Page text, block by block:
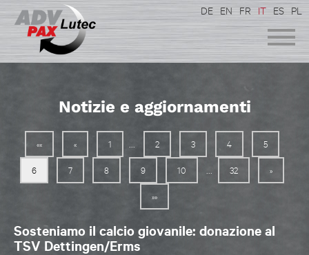
DE EN FR IT ES PL
Notizie e aggiornamenti
«« « 1 ... 2 3 4 5
6 7 8 9 10 ... 32 »
»»
Sosteniamo il calcio giovanile: donazione al
TSV Dettingen/Erms